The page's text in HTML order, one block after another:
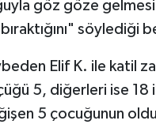
göz göze
bıraktığını" söylediği
Elif K. ile katil
5, diğerleri ise 18
5 çocuğunun